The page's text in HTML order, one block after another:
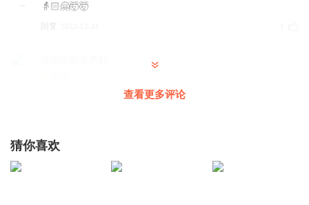
👵🏻🤗🤯🤯
回复
查看更多评论
猜你喜欢